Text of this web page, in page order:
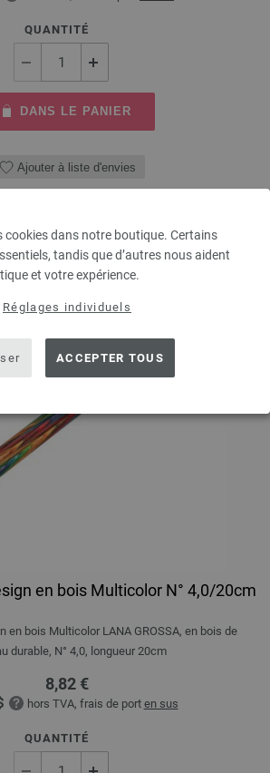
cookies dans notre boutique. Certains
tandis que d’autres nous aident
et votre expérience.
Réglages individuels
ACCEPTER TOUS
QUANTITÉ
DANS LE PANIER
Ajouter à liste d'envies
en bois Multicolor N° 4,0/20cm
en bois Multicolor LANA GROSSA, en bois de
durable, N° 4,0, longueur 20cm
8,82 €
hors TVA, frais de port en sus
QUANTITÉ